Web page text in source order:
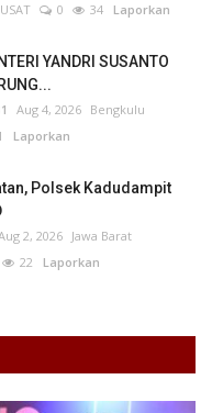
0 34 Laporkan
YANDRI SUSANTO
Aug 4, 2026 Bengkulu
Laporkan
Polsek Kadudampit
2, 2026 Jawa Barat
22 Laporkan